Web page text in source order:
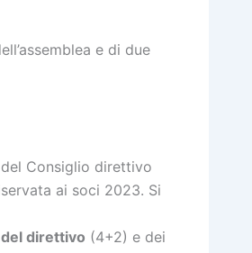
e di due
Consiglio direttivo
ai soci 2023. Si
direttivo (4+2) e dei